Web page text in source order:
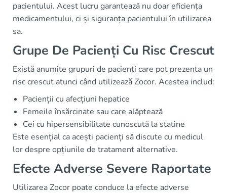
pacientului. Acest lucru garantează nu doar eficiența
medicamentului, ci și siguranța pacientului în utilizarea
sa.
Grupe De Pacienți Cu Risc Crescut
Există anumite grupuri de pacienți care pot prezenta un
risc crescut atunci când utilizează Zocor. Acestea includ:
Pacienții cu afecțiuni hepatice
Femeile însărcinate sau care alăptează
Cei cu hipersensibilitate cunoscută la statine
Este esențial ca acești pacienți să discute cu medicul
lor despre opțiunile de tratament alternative.
Efecte Adverse Severe Raportate
Utilizarea Zocor poate conduce la efecte adverse